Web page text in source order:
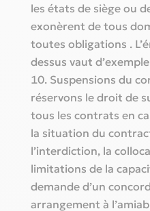
les états de siège ou
exonèrent de tous
toutes obligations .
dessus vaut
Suspensions du
réservons le droit de
tous les contrats en
la situation du
l’interdiction, la
limitations de la
demande d’un
arrangement à